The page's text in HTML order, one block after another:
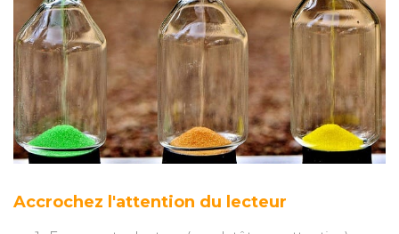
Accrochez l'attention du lecteur